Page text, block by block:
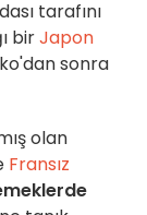
tarafını
birJapon
sonra
olan
Fransız